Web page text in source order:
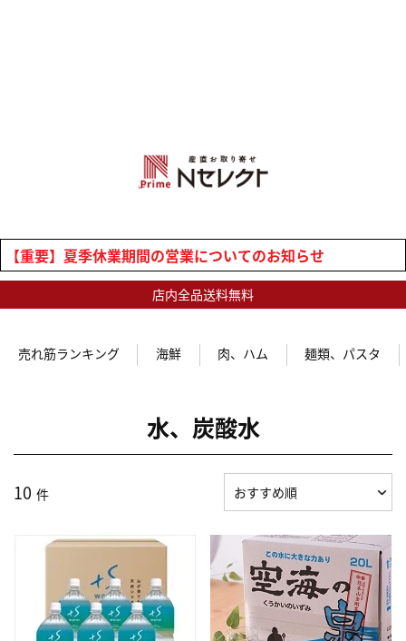
【重要】夏季休業期間の営業についてのお知らせ
店内全品送料無料
売れ筋ランキング 海鮮 肉、ハム 麺類、パスタ
水、炭酸水
10 件